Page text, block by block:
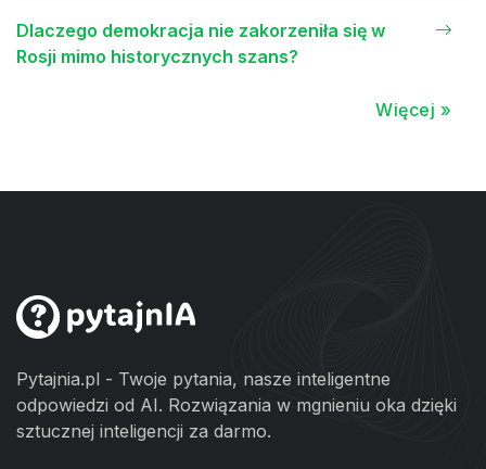
Dlaczego demokracja nie zakorzeniła się w
Rosji mimo historycznych szans?
Więcej »
Pytajnia.pl - Twoje pytania, nasze inteligentne
odpowiedzi od AI. Rozwiązania w mgnieniu oka dzięki
sztucznej inteligencji za darmo.